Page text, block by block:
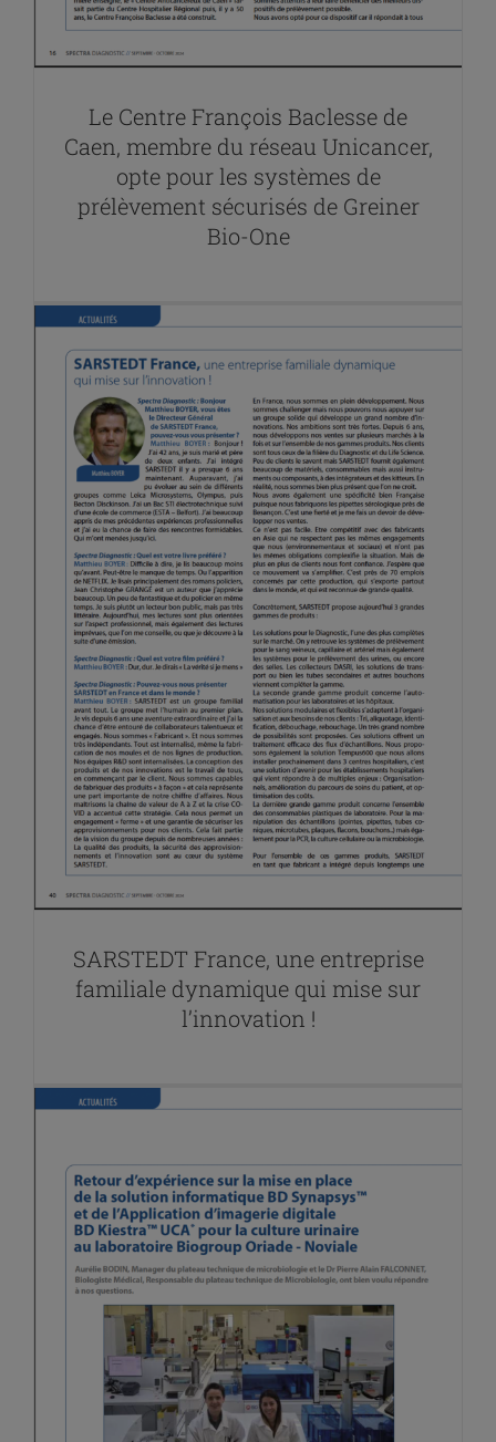
Le Centre François Baclesse de
Caen, membre du réseau Unicancer,
opte pour les systèmes de
prélèvement sécurisés de Greiner
Bio-One
SARSTEDT France, une entreprise
familiale dynamique qui mise sur
l’innovation !